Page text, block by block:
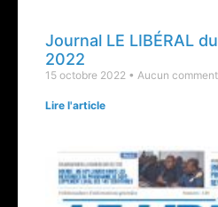
Journal LE LIBÉRAL
2022
15 octobre 2022 Aucun
Lire l'article